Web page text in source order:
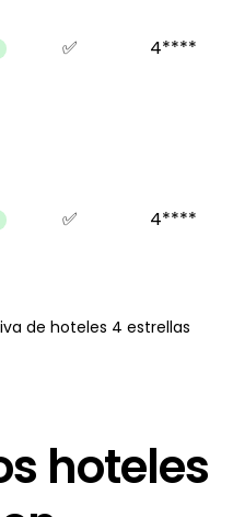
✅ 4****
✅ 4****
de hoteles 4 estrellas
hoteles